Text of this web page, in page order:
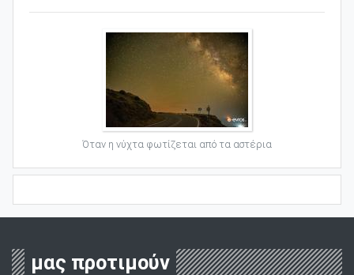
Όταν η νύχτα φωτίζεται από τα αστέρια
μας προτιμούν